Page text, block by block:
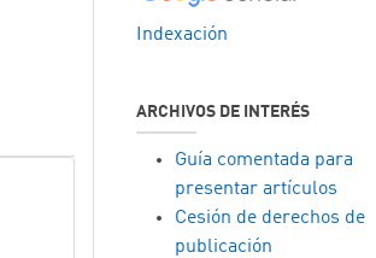
Indexación
ARCHIVOS DE INTERÉS
Guía comentada para
presentar artículos
Cesión de derechos de
publicación